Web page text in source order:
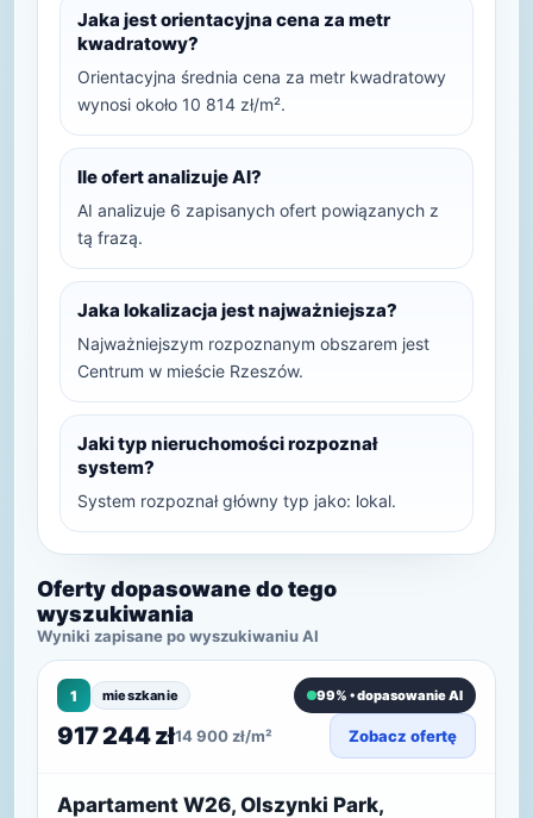
Jaka jest orientacyjna cena za metr
kwadratowy?
Orientacyjna średnia cena za metr kwadratowy
wynosi około 10 814 zł/m².
Ile ofert analizuje AI?
AI analizuje 6 zapisanych ofert powiązanych z
tą frazą.
Jaka lokalizacja jest najważniejsza?
Najważniejszym rozpoznanym obszarem jest
Centrum w mieście Rzeszów.
Jaki typ nieruchomości rozpoznał
system?
System rozpoznał główny typ jako: lokal.
Oferty dopasowane do tego
wyszukiwania
Wyniki zapisane po wyszukiwaniu AI
1 mieszkanie 99% • dopasowanie AI
917 244 zł14 900 zł/m² Zobacz ofertę
Apartament W26, Olszynki Park,